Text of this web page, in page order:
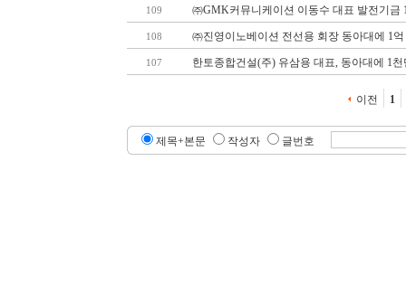
109 ㈜GMK커뮤니케이션 이동수 대표 발전기금
108 ㈜진영이노베이션 전선용 회장 동아대에 1
107 한토종합건설(주) 유삼용 대표, 동아대에 1
이전 1
제목+본문 작성자 글번호